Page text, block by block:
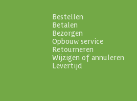
Bestellen
Betalen
Bezorgen
Opbouw service
Retourneren
Wijzigen of annuleren
Levertijd